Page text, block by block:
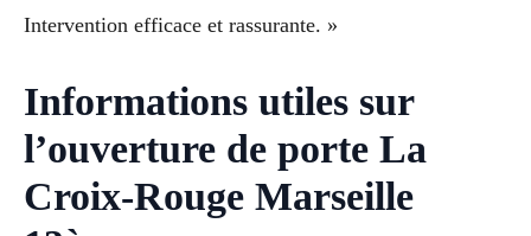
Intervention efficace et rassurante. »
Informations utiles sur
l’ouverture de porte La
Croix-Rouge Marseille